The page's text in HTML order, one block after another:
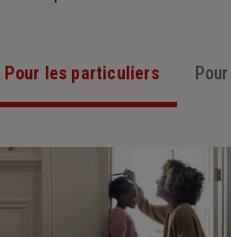
Pour les particuliers